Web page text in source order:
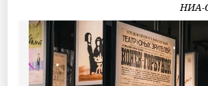
НИА-